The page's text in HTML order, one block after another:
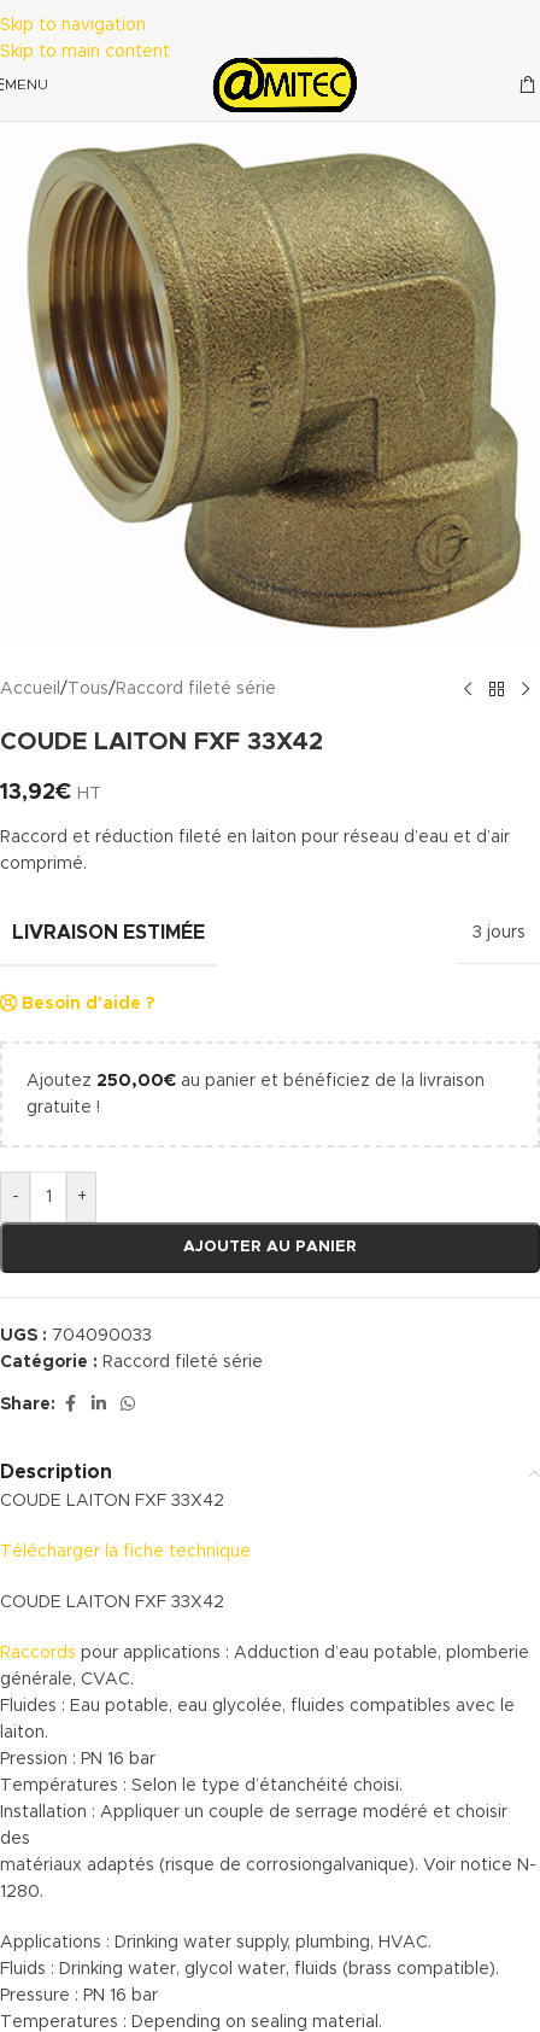
Skip to navigation
Skip to main content
MENU
Accueil / Tous/ Raccord fileté série
COUDE LAITON FXF 33X42
13,92€ HT
Raccord et réduction fileté en laiton pour réseau d’eau et d’air
comprimé.
LIVRAISON ESTIMÉE 3 jours
Besoin d'aide ?
Ajoutez 250,00€ au panier et bénéficiez de la livraison
gratuite !
- +
AJOUTER AU PANIER
UGS : 704090033
Catégorie : Raccord fileté série
Share:
Description
COUDE LAITON FXF 33X42
Télécharger la fiche technique
COUDE LAITON FXF 33X42
Raccords pour applications : Adduction d’eau potable, plomberie
générale, CVAC.
Fluides : Eau potable, eau glycolée, fluides compatibles avec le
laiton.
Pression : PN 16 bar
Températures : Selon le type d’étanchéité choisi.
Installation : Appliquer un couple de serrage modéré et choisir
des
matériaux adaptés (risque de corrosiongalvanique). Voir notice N-
1280.
Applications : Drinking water supply, plumbing, HVAC.
Fluids : Drinking water, glycol water, fluids (brass compatible).
Pressure : PN 16 bar
Temperatures : Depending on sealing material.